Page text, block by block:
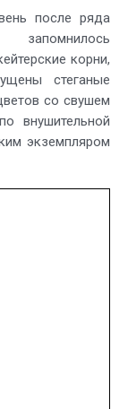
после ряда
корни,
стеганые
со свушем
внушительной
экземпляром